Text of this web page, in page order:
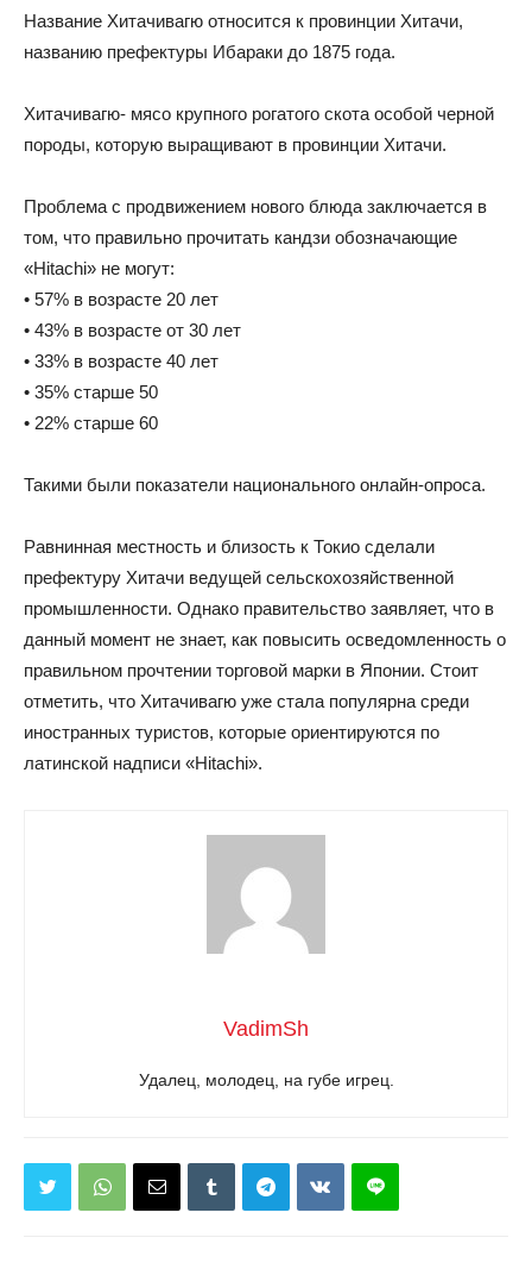
Название Хитачивагю относится к провинции Хитачи,
названию префектуры Ибараки до 1875 года.
Хитачивагю- мясо крупного рогатого скота особой черной
породы, которую выращивают в провинции Хитачи.
Проблема с продвижением нового блюда заключается в
том, что правильно прочитать кандзи обозначающие
«Hitachi» не могут:
• 57% в возрасте 20 лет
• 43% в возрасте от 30 лет
• 33% в возрасте 40 лет
• 35% старше 50
• 22% старше 60
Такими были показатели национального онлайн-опроса.
Равнинная местность и близость к Токио сделали
префектуру Хитачи ведущей сельскохозяйственной
промышленности. Однако правительство заявляет, что в
данный момент не знает, как повысить осведомленность о
правильном прочтении торговой марки в Японии. Стоит
отметить, что Хитачивагю уже стала популярна среди
иностранных туристов, которые ориентируются по
латинской надписи «Hitachi».
VadimSh
Удалец, молодец, на губе игрец.